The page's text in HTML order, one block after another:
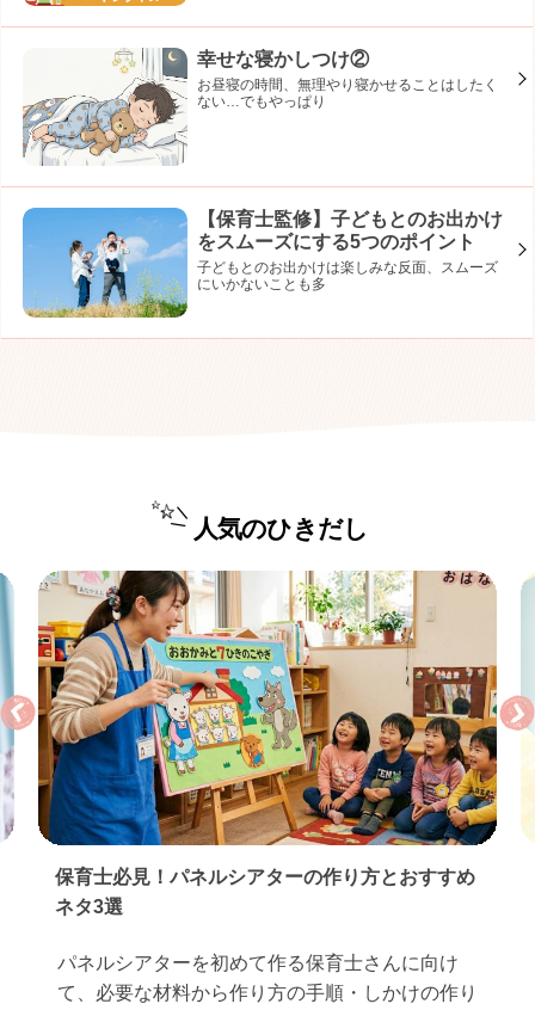
幸せな寝かしつけ②
お昼寝の時間、無理やり寝かせることはしたく
ない…でもやっぱり
【保育士監修】子どもとのお出かけ
をスムーズにする5つのポイント
子どもとのお出かけは楽しみな反面、スムーズ
にいかないことも多
人気のひきだし
方とおすすめ
さんに向け
しかけの作り
保育実習のお礼状の書き方｜基本マナ
保育実習が終わったら、お世話になっ
方へお礼状を書くのは感謝の気持ちを